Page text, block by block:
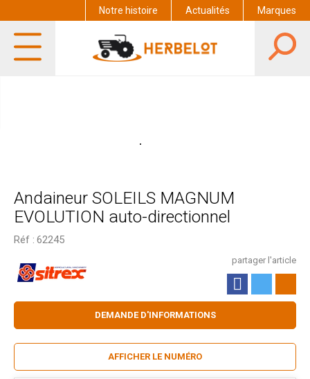
Notre histoire Actualités Marques
Andaineur SOLEILS MAGNUM
EVOLUTION auto-directionnel
Réf : 62245
partager l'article
DEMANDE D'INFORMATIONS
AFFICHER LE NUMÉRO